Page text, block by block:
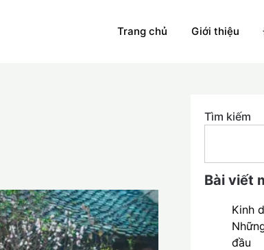
Trang chủ Giới thiệu
Tìm kiếm
Bài viết
Kinh
đầu